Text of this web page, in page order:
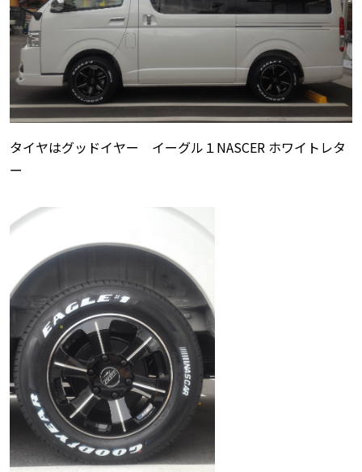
タイヤはグッドイヤー イーグル１NASCER ホワイトレタ
ー